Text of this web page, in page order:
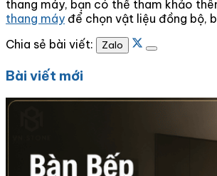
thang máy, bạn có thể tham khảo
thang máy để chọn vật liệu đồng bộ,
Chia sẻ bài viết:
Zalo
Bài viết mới